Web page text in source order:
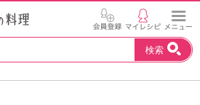
お
い
検索